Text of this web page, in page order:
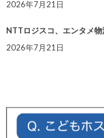
2026年7月21日
NTTロジスコ、エンタメ
2026年7月21日